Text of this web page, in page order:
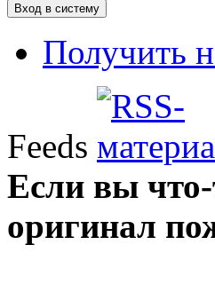
Получить
Feeds
Если вы что-
оригинал